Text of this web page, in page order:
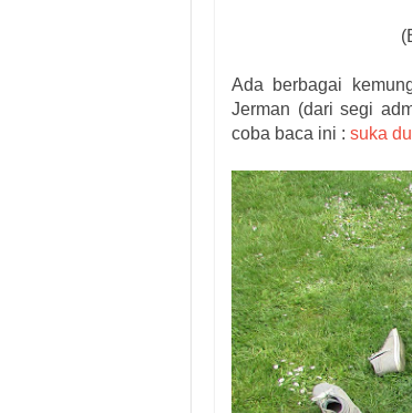
Ada berbagai
Jerman (dari segi
coba baca ini : suka